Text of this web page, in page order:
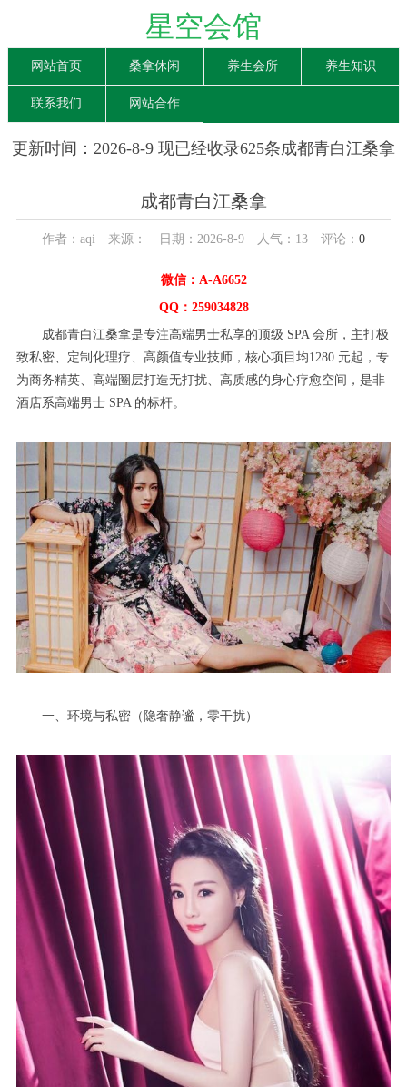
星空会馆
网站首页 桑拿休闲 养生会所 养生知识
联系我们 网站合作
更新时间：2026-8-9 现已经收录625条成都青白江桑拿
成都青白江桑拿
作者：aqi 来源： 日期：2026-8-9 人气： 13 评论： 0
微信：A-A6652
QQ：259034828
成都青白江桑拿是专注高端男士私享的顶级 SPA 会所，主打极
致私密、定制化理疗、高颜值专业技师，核心项目均1280 元起，专
为商务精英、高端圈层打造无打扰、高质感的身心疗愈空间，是非
酒店系高端男士 SPA 的标杆。
一、环境与私密（隐奢静谧，零干扰）